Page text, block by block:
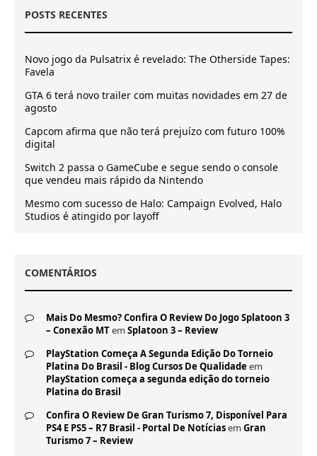
POSTS RECENTES
Novo jogo da Pulsatrix é revelado: The Otherside Tapes:
Favela
GTA 6 terá novo trailer com muitas novidades em 27 de
agosto
Capcom afirma que não terá prejuízo com futuro 100%
digital
Switch 2 passa o GameCube e segue sendo o console
que vendeu mais rápido da Nintendo
Mesmo com sucesso de Halo: Campaign Evolved, Halo
Studios é atingido por layoff
COMENTÁRIOS
Mais Do Mesmo? Confira O Review Do Jogo Splatoon 3
– Conexão MTem Splatoon 3 – Review
PlayStation Começa A Segunda Edição Do Torneio
Platina Do Brasil - Blog Cursos De Qualidade em
PlayStation começa a segunda edição do torneio
Platina do Brasil
Confira O Review De Gran Turismo 7, Disponível Para
PS4 E PS5 – R7 Brasil - Portal De Notíciasem Gran
Turismo 7 – Review